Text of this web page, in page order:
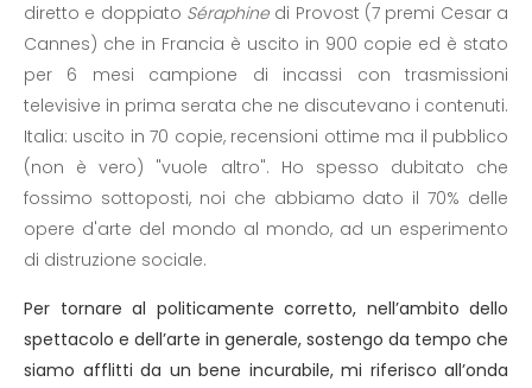
diretto e doppiato Séraphinedi Provost (7 premi Cesar a
Cannes) che in Francia è uscito in 900 copie ed è stato
per 6 mesi campione di incassi con trasmissioni
televisive in prima serata che ne discutevano i contenuti.
Italia: uscito in 70 copie, recensioni ottime ma il pubblico
(non è vero) "vuole altro". Ho spesso dubitato che
fossimo sottoposti, noi che abbiamo dato il 70% delle
opere d'arte del mondo al mondo, ad un esperimento
di distruzione sociale.
Per tornare al politicamente corretto, nell’ambito dello
spettacolo e dell’arte in generale, sostengo da tempo che
siamo afflitti da un bene incurabile, mi riferisco all’onda